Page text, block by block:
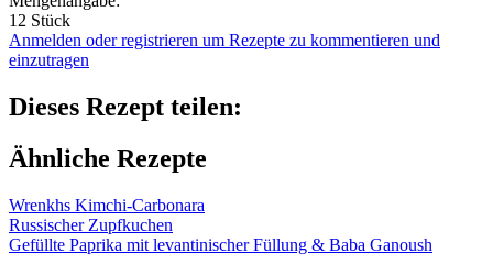
12 Stück
Anmelden oder registrieren um Rezepte zu kommentieren und
einzutragen
Dieses Rezept teilen:
Ähnliche Rezepte
Wrenkhs Kimchi-Carbonara
Russischer Zupfkuchen
Gefüllte Paprika mit levantinischer Füllung & Baba Ganoush